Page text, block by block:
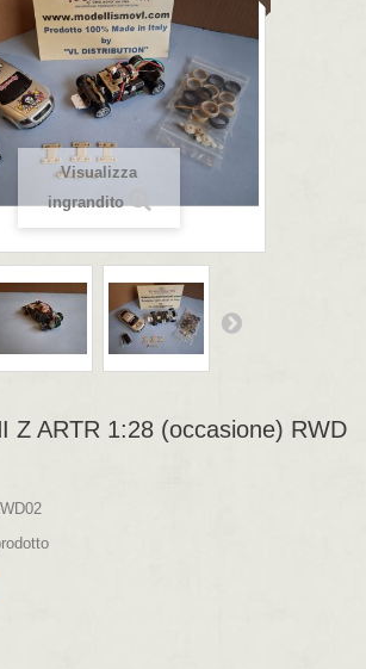
Visualizza
ingrandito
Z ARTR 1:28 (occasione) RWD